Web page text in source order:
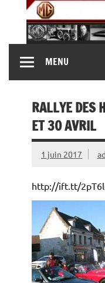
content
MG
MENU
RALLYE DES
ET 30 AVRIL
1 juin 2017
http://ift.tt/